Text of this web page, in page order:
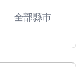
全部縣市